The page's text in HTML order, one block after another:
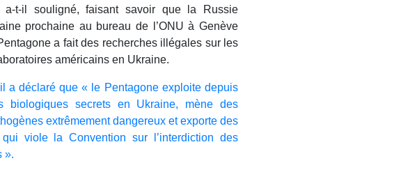
t-il souligné, faisant savoir que la Russie
prochaine au bureau de l’ONU à Genève
a fait des recherches illégales sur les
américains en Ukraine.
a déclaré que « le Pentagone exploite depuis
biologiques secrets en Ukraine, mène des
extrêmement dangereux et exporte des
viole la Convention sur l’interdiction des
».